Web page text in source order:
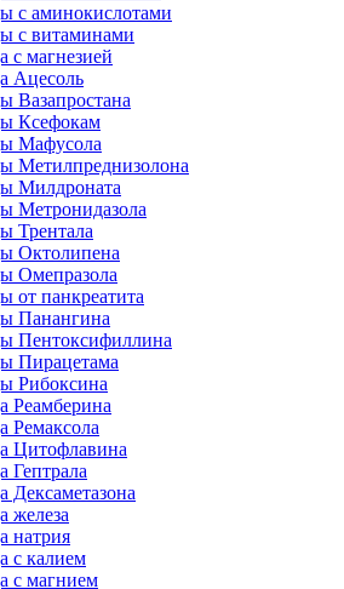
с аминокислотами
с витаминами
с магнезией
Ацесоль
Вазапростана
Ксефокам
Мафусола
Метилпреднизолона
Милдроната
Метронидазола
Трентала
Октолипена
Омепразола
от панкреатита
Панангина
Пентоксифиллина
Пирацетама
Рибоксина
Реамберина
Ремаксола
Цитофлавина
Гептрала
Дексаметазона
железа
натрия
с калием
с магнием